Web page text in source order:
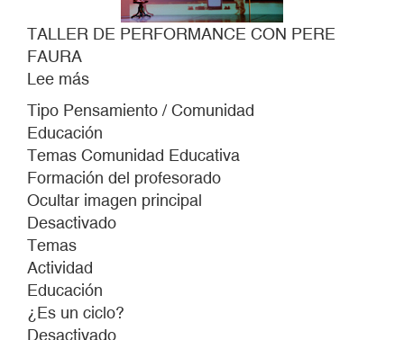
TALLER DE PERFORMANCE CON PERE
FAURA
Lee más
TALLER
DE
PERFORMANCE
CON
FAURA
Tipo Pensamiento / Comunidad
Educación
Temas Comunidad Educativa
Formación del profesorado
Ocultar imagen principal
Desactivado
Temas
Actividad
Educación
¿Es un ciclo?
Desactivado